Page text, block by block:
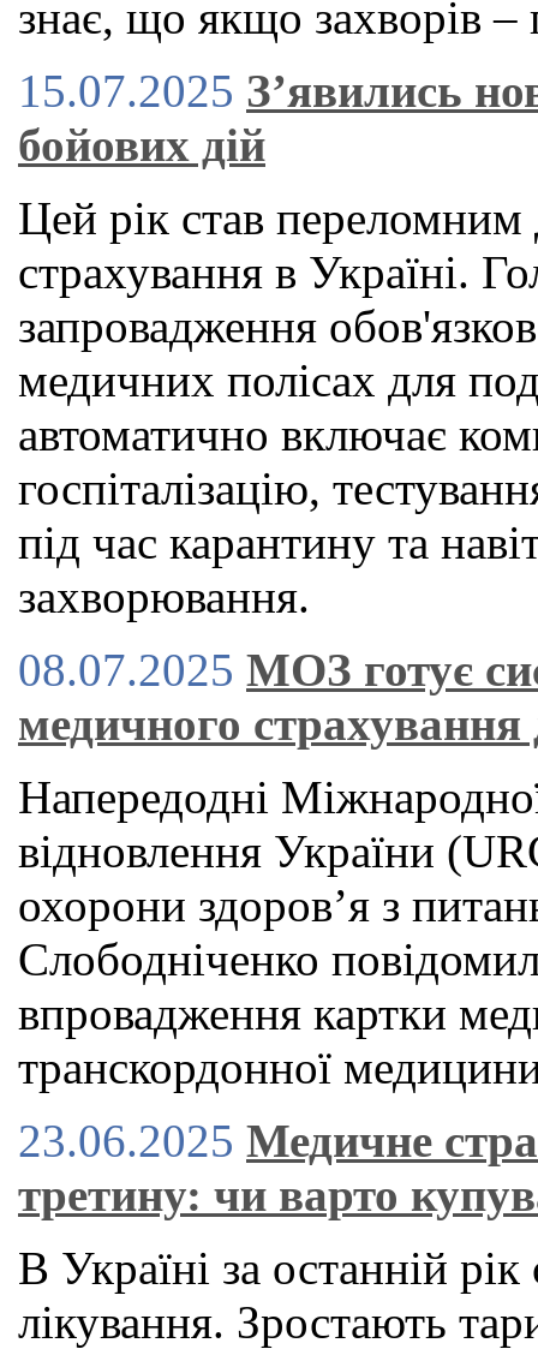
знає, що якщо захворів –
15.07.2025 З’явились
бойових дій
Цей рік став переломним
страхування в Україні.
запровадження
медичних полісах для
автоматично включає
госпіталізацію,
під час карантину та
захворювання.
08.07.2025 МОЗ готує
медичного
Напередодні
відновлення України
охорони здоров’я з
Слободніченко
впровадження картки
транскордонної
23.06.2025 Медичне
третину: чи варто
В Україні за останній
лікування. Зростають